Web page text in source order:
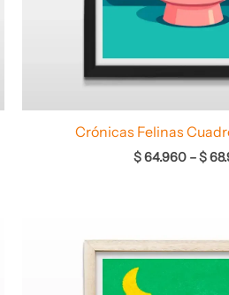
Crónicas Felinas
$64.960 –$